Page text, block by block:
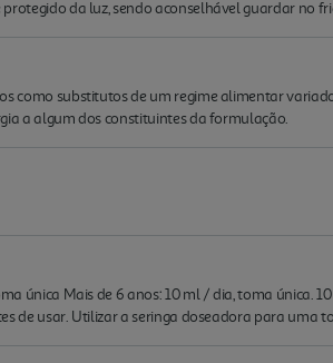
da luz, sendo aconselhável guardar no
como substitutos de um regime alimentar
a algum dos constituintes da formulação.
única Mais de 6 anos: 10 ml / dia, toma única.
de usar. Utilizar a seringa doseadora para uma